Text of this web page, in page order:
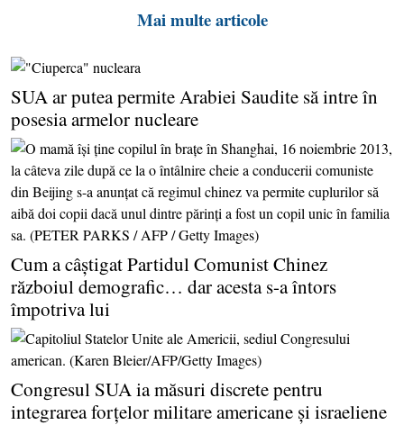
Mai multe articole
SUA ar putea permite Arabiei Saudite să intre în
posesia armelor nucleare
Cum a câştigat Partidul Comunist Chinez
războiul demografic… dar acesta s-a întors
împotriva lui
Congresul SUA ia măsuri discrete pentru
integrarea forţelor militare americane şi israeliene